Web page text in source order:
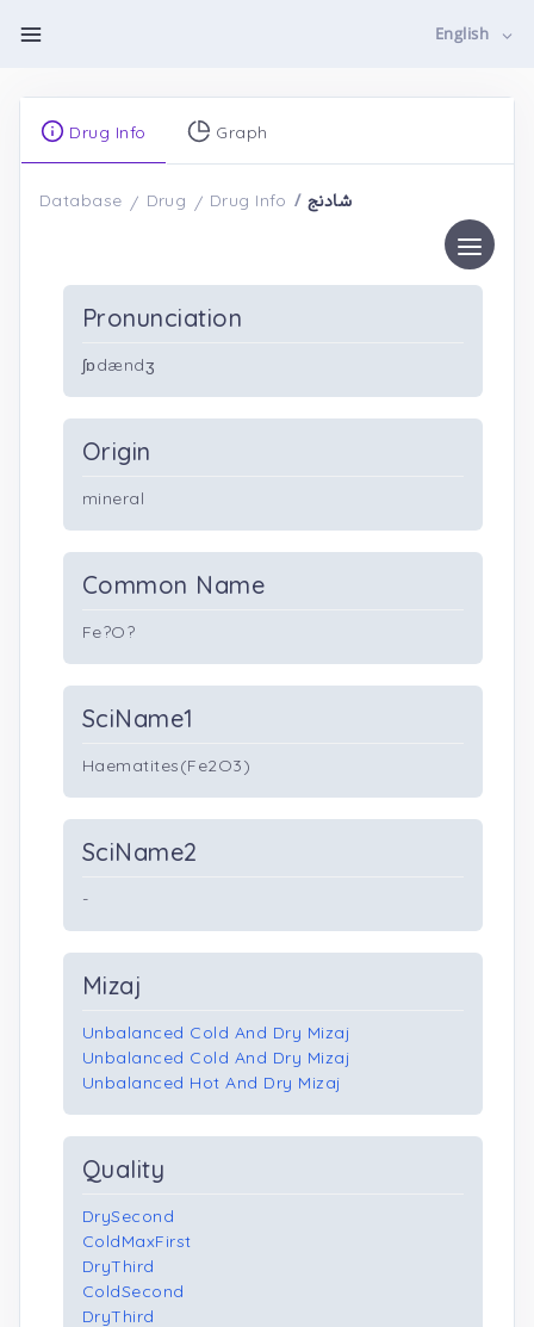
English
Drug Info Graph
Database Drug Drug Info شادنج
Pronunciation
ʃɒdændʒ
Origin
mineral
Common Name
Fe?O?
SciName1
Haematites(Fe2O3)
SciName2
-
Mizaj
Unbalanced Cold And Dry Mizaj
Unbalanced Cold And Dry Mizaj
Unbalanced Hot And Dry Mizaj
Quality
DrySecond
ColdMaxFirst
DryThird
ColdSecond
DryThird